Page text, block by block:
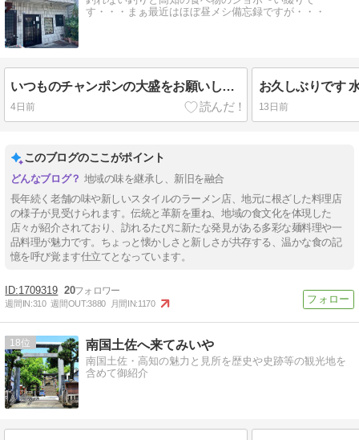
す・・・まぁ最近はほぼ昼メシ備忘録ですが・・・
いつものチャンポンの大盛をお願いします
4日前
お久しぶりです
13日前
このブログのここがポイント
地域の味を継承し、新旧を融合
長年続く老舗の味や新しいスタイルのラーメン店、地元に根ざした料理店
の様子が見受けられます。伝統と革新を重ね、地域の食文化を体現した
店々が紹介されており、訪れるたびに新たな発見がある多彩な麺料理や一
品料理が魅力です。ちょっと懐かしさと新しさが共存する、温かな食の記
憶を呼び覚ます仕立てとなっています。
1709319 20
週間IN:310 週間OUT:3880 月間IN:1170
18 南国土佐へ来てみいや
南国土佐・高知の魅力と見所を歴史や史跡等の観光地を
含めて御紹介